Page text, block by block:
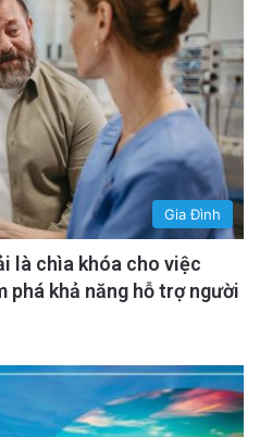
Gia Đình
là chìa khóa cho việc
phá khả năng hỗ trợ người